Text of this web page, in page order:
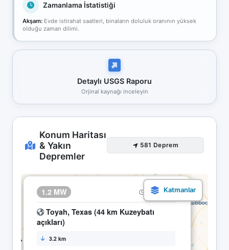
Zamanlama İstatistiği
Akşam: Evde istirahat saatleri, binaların doluluk oranının yüksek
olduğu zaman dilimi.
Detaylı USGS Raporu
Orjinal kaynağı inceleyin
Konum Haritası
& Yakın
Depremler
581 Deprem
1.2 MW 04.05 18:54
Toyah, Texas (44 km Kuzeybatı
açıkları)
3.2 km
×